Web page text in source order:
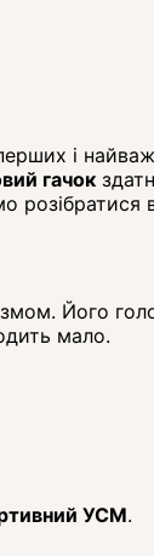
і
гачок
в
Його
мало.
УСМ.